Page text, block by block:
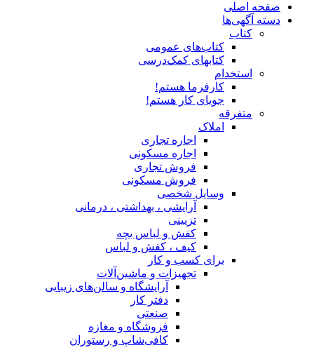
صفحه اصلی
دسته آگهی‌ها
کتاب
کتاب‌های عمومی
کتابهای کمک‌درسی
استخدام
کارفرما هستم!
جویای کار هستم!
متفرقه
املاک
اجاره تجاری
اجاره مسکونی
فروش تجاری
فروش مسکونی
وسایل شخصی
آرایشی ، بهداشتی ، درمانی
تزیینی
کفش و لباس بچه
کیف ، کفش و لباس
برای کسب و کار
تجهیزات و ماشین‌آلات
آرایشگاه و سالن‌های زیبایی
دفتر کار
صنعتی
فروشگاه و مغازه
کافی‌شاپ و رستوران